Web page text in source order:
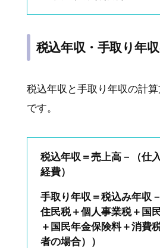
税込年収・手取り年
税込年収と手取り年収の計
です。
税込年収＝売上高－（仕
経費）
手取り年収＝税込み年収
住民税＋個人事業税＋国
＋国民年金保険料＋消費
者の場合））